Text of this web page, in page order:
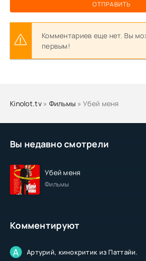
Вы недавно смотрели
Убей меня
Фильмы
Комментируют
А Артурий, кинокритик из Паттайи.
ОТПРАВИТЬ
Комментариев еще нет. Вы
первым!
Kinolot.tv» Фильмы » Убей меня